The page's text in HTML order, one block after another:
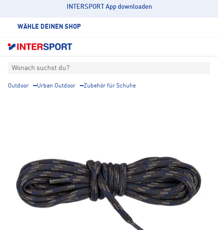
INTERSPORT App downloaden
WÄHLE DEINEN SHOP
Wonach suchst du?
Outdoor Urban Outdoor Zubehör für Schuhe